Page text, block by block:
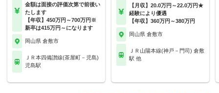
金額は面接の評価次第で前後い
たします
【年収】450万円～700万円※
新卒は415万円～になります
岡山県 倉敷市
ＪＲ本四備讃線(茶屋町－児島)
児島駅
【月収】20.0万円～22.0万円★
経験により優遇
【年収】360万円～380万円
岡山県 倉敷市
ＪＲ山陽本線(神戸－門司) 倉敷
駅 他